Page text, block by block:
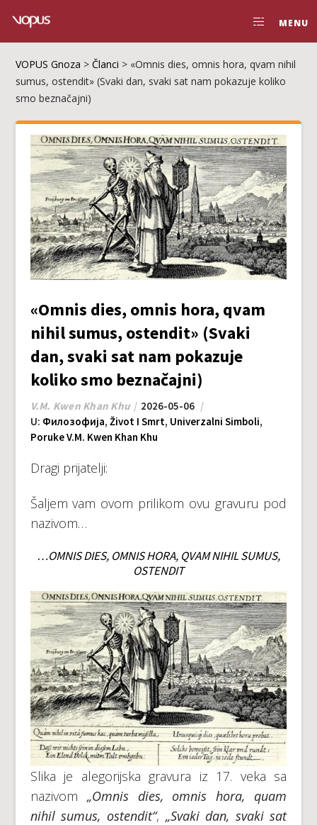
MENU
VOPUS Gnoza >Članci > «Omnis dies, omnis hora, qvam nihil
sumus, ostendit» (Svaki dan, svaki sat nam pokazuje koliko
smo beznačajni)
«Omnis dies, omnis hora, qvam
nihil sumus, ostendit» (Svaki
dan, svaki sat nam pokazuje
koliko smo beznačajni)
V.M. Kwen Khan Khu
2026-05-06
U: Филозофија, Život I Smrt, Univerzalni Simboli,
Poruke V.M. Kwen Khan Khu
Dragi prijatelji:
Šaljem vam ovom prilikom ovu gravuru pod
nazivom…
…OMNIS DIES, OMNIS HORA, QVAM NIHIL SUMUS,
OSTENDIT
Slika je alegorijska gravura iz 17. veka sa
nazivom „Omnis dies, omnis hora, quam
nihil sumus, ostendit“, „Svaki dan, svaki sat